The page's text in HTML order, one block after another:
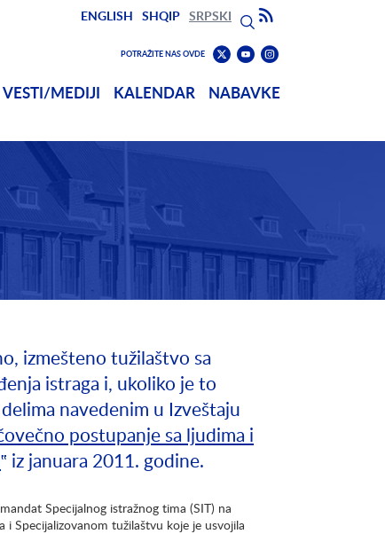
ENGLISH SHQIP SRPSKI
Претрага
Search
POTRAŽITE NAS OVDE
nas
Pronađite
na on
VESTI/MEDIJI KALENDAR NABAVKE
izmešteno tužilaštvo sa
istraga i, ukoliko je to
navedenim u Izveštaju
postupanje sa ljudima i
‟ iz januara 2011. godine.
Specijalnog istražnog tima (SIT) na
i Specijalizovanom tužilaštvu koje je usvojila